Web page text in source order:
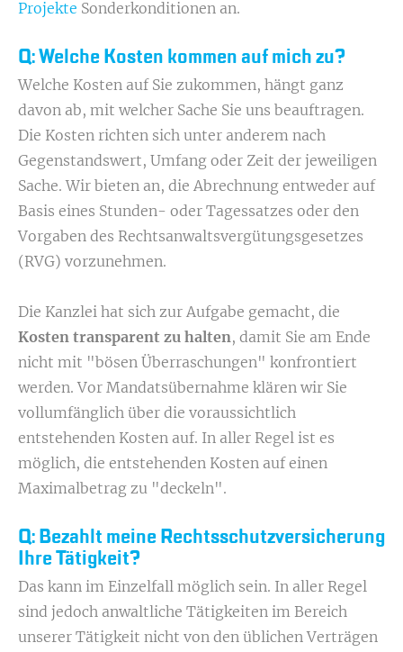
Projekte Sonderkonditionen an.
Q: Welche Kosten kommen auf mich zu?
Welche Kosten auf Sie zukommen, hängt ganz
davon ab, mit welcher Sache Sie uns beauftragen.
Die Kosten richten sich unter anderem nach
Gegenstandswert, Umfang oder Zeit der jeweiligen
Sache. Wir bieten an, die Abrechnung entweder auf
Basis eines Stunden- oder Tagessatzes oder den
Vorgaben des Rechtsanwaltsvergütungsgesetzes
(RVG) vorzunehmen.
Die Kanzlei hat sich zur Aufgabe gemacht, die
Kosten transparent zu halten, damit Sie am Ende
nicht mit "bösen Überraschungen" konfrontiert
werden. Vor Mandatsübernahme klären wir Sie
vollumfänglich über die voraussichtlich
entstehenden Kosten auf. In aller Regel ist es
möglich, die entstehenden Kosten auf einen
Maximalbetrag zu "deckeln".
Q: Bezahlt meine Rechtsschutzversicherung
Ihre Tätigkeit?
Das kann im Einzelfall möglich sein. In aller Regel
sind jedoch anwaltliche Tätigkeiten im Bereich
unserer Tätigkeit nicht von den üblichen Verträgen